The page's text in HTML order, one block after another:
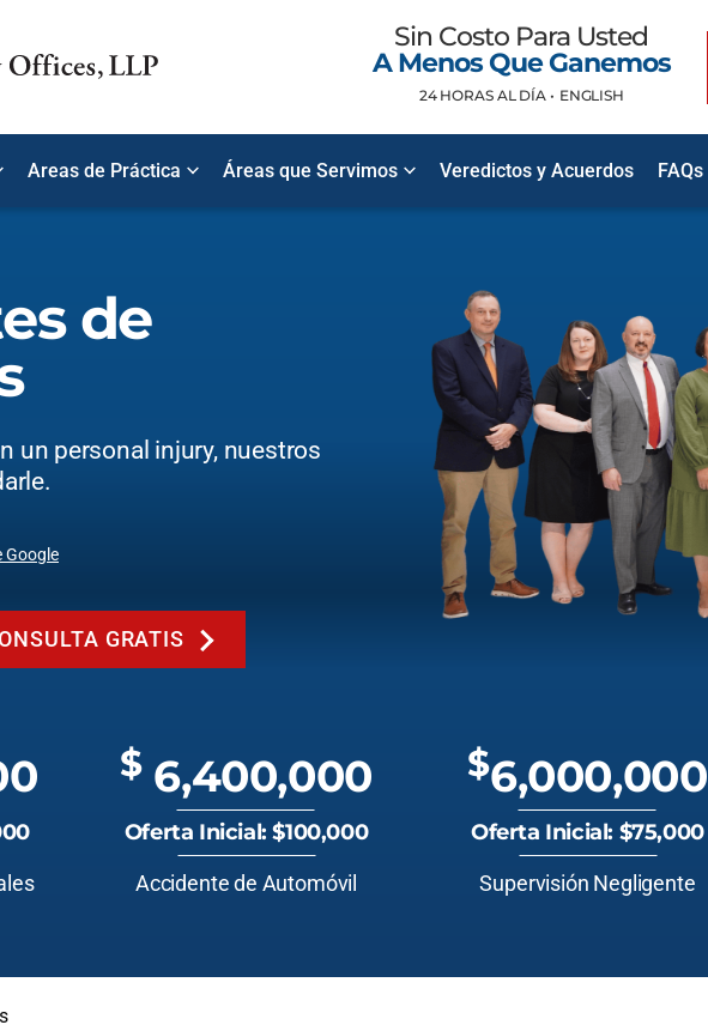
Sin Costo Para Usted
A Menos Que Ganemos
24 HORAS AL DÍA • ENGLISH
Areas de Práctica Áreas que Servimos Veredictos y Acuerdos FAQs
de
un personal injury, nuestros
Google
GRATIS
$6,400,000
Oferta Inicial: $100,000
Accidente de Automóvil
$6,000,000
Oferta Inicial: $75,000
Supervisión Negligente